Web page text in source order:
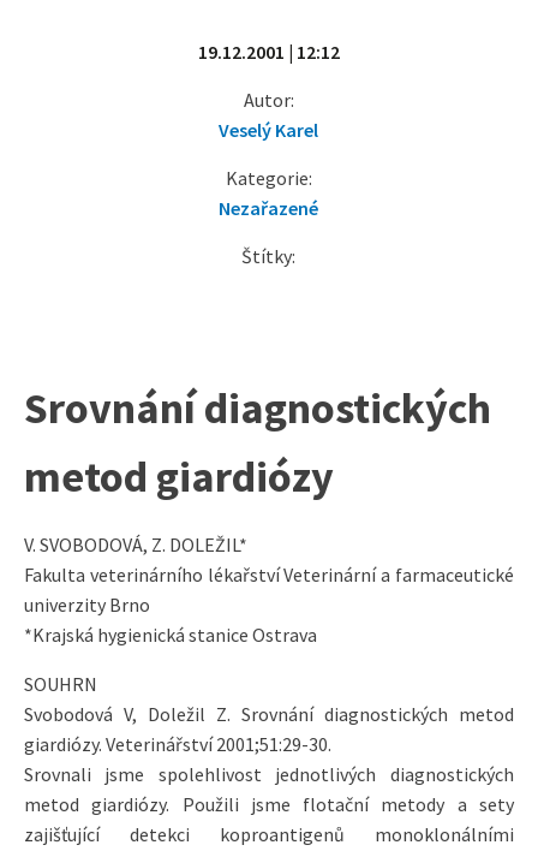
19.12.2001 | 12:12
Autor:
Veselý Karel
Kategorie:
Nezařazené
Štítky:
Srovnání diagnostických
metod giardiózy
V. SVOBODOVÁ, Z. DOLEŽIL*
Fakulta veterinárního lékařství Veterinární a farmaceutické
univerzity Brno
*Krajská hygienická stanice Ostrava
SOUHRN
Svobodová V, Doležil Z. Srovnání diagnostických metod
giardiózy. Veterinářství 2001;51:29-30.
Srovnali jsme spolehlivost jednotlivých diagnostických
metod giardiózy. Použili jsme flotační metody a sety
zajišťující detekci koproantigenů monoklonálními